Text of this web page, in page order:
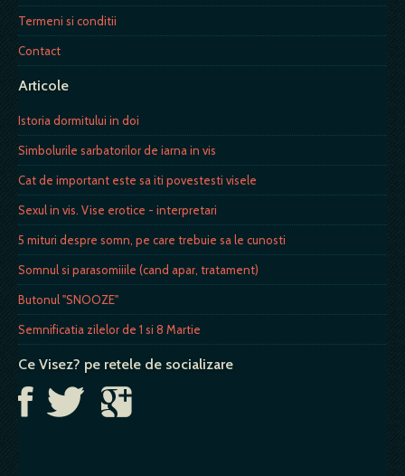
Termeni si conditii
Contact
Articole
Istoria dormitului in doi
Simbolurile sarbatorilor de iarna in vis
Cat de important este sa iti povestesti visele
Sexul in vis. Vise erotice - interpretari
5 mituri despre somn, pe care trebuie sa le cunosti
Somnul si parasomiiile (cand apar, tratament)
Butonul "SNOOZE"
Semnificatia zilelor de 1 si 8 Martie
Ce Visez? pe retele de socializare